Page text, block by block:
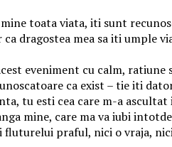
toata viata, iti sunt
dragostea mea sa iti
eveniment cu calm,
ca exist – tie iti
tu esti cea care m-a
mine, care ma va iubi
praful, nici o vraja,